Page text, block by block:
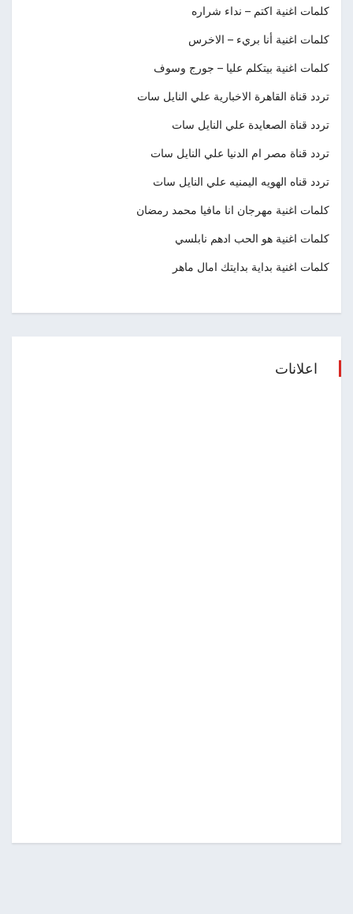
كلمات اغنية اكتم – نداء شراره
كلمات اغنية أنا بريء – الاخرس
كلمات اغنية بيتكلم عليا – جورج وسوف
تردد قناة القاهرة الاخبارية علي النايل سات
تردد قناة الصعايدة علي النايل سات
تردد قناة مصر ام الدنيا علي النايل سات
تردد قناه الهويه اليمنيه علي النايل سات
كلمات اغنية مهرجان انا مافيا محمد رمضان
كلمات اغنية هو الحب ادهم نابلسي
كلمات اغنية بداية بدايتك امال ماهر
اعلانات